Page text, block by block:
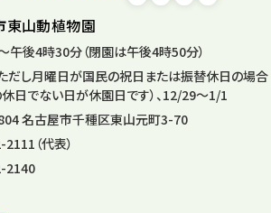
36
東山動植物園
午後4時30分（閉園は午後4時50分）
だし月曜日が国民の祝日または振替休日の場合
日でない日が休園日です）、12/29～1/1
名古屋市千種区東山元町3-70
（代表）
2140